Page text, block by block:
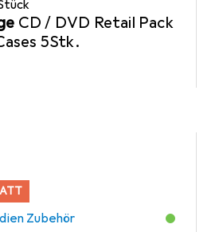
CD / DVD Retail Pack
5Stk.
Zubehör